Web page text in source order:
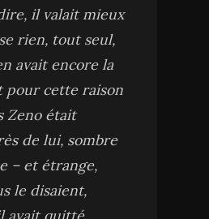
il valait mieux
rien, tout seul,
avait encore la
pour cette raison
Zeno était
de lui, sombre
– et étrange,
le disaient,